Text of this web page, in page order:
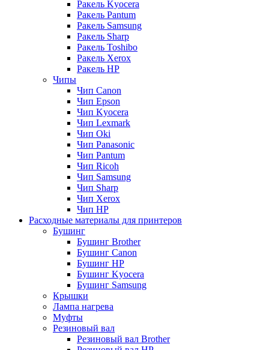
Ракель Kyocera
Ракель Pantum
Ракель Samsung
Ракель Sharp
Ракель Toshibo
Ракель Xerox
Ракель НР
Чипы
Чип Canon
Чип Epson
Чип Kyocera
Чип Lexmark
Чип Oki
Чип Panasonic
Чип Pantum
Чип Ricoh
Чип Samsung
Чип Sharp
Чип Xerox
Чип НР
Расходные материалы для принтеров
Бушинг
Бушинг Brother
Бушинг Canon
Бушинг HP
Бушинг Kyocera
Бушинг Samsung
Крышки
Лампа нагрева
Муфты
Резиновый вал
Резиновый вал Brother